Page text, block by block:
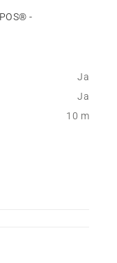
-
Ja
Ja
10 m